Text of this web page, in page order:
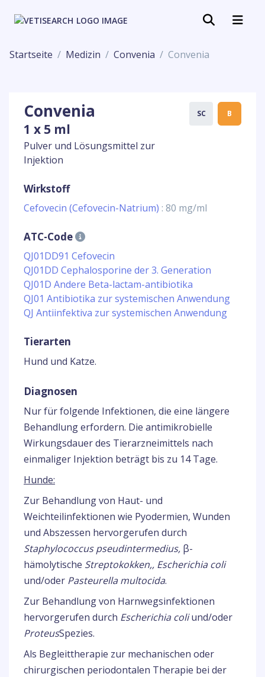
Startseite Medizin Convenia Convenia
Convenia
1 x 5 ml
Pulver und Lösungsmittel zur
Injektion
SC B
Wirkstoff
Cefovecin (Cefovecin-Natrium) : 80 mg/ml
ATC-Code
QJ01DD91 Cefovecin
QJ01DD Cephalosporine der 3. Generation
QJ01D Andere Beta-lactam-antibiotika
QJ01 Antibiotika zur systemischen Anwendung
QJ Antiinfektiva zur systemischen Anwendung
Tierarten
Hund und Katze.
Diagnosen
Nur für folgende Infektionen, die eine längere
Behandlung erfordern. Die antimikrobielle
Wirkungsdauer des Tierarzneimittels nach
einmaliger Injektion beträgt bis zu 14 Tage.
Hunde:
Zur Behandlung von Haut- und
Weichteilinfektionen wie Pyodermien, Wunden
und Abszessen hervorgerufen durch
Staphylococcus pseudintermedius, β-
hämolytische Streptokokken,, Escherichia coli
und/oder Pasteurella multocida.
Zur Behandlung von Harnwegsinfektionen
hervorgerufen durch Escherichia coliund/oder
ProteusSpezies.
Als Begleittherapie zur mechanischen oder
chirurgischen periodontalen Therapie bei der